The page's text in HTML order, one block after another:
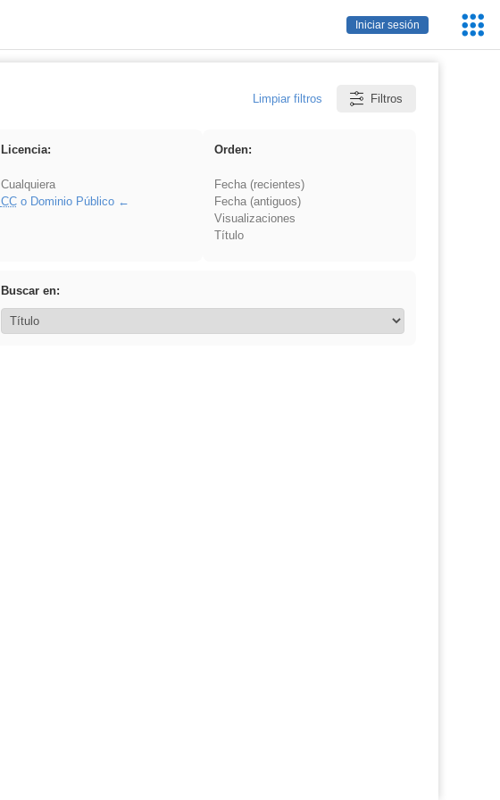
Iniciar sesión
Limpiar filtros Filtros
Licencia:
Cualquiera
CCo Dominio Público
Orden:
Fecha (recientes)
Fecha (antiguos)
Visualizaciones
Título
Buscar en: